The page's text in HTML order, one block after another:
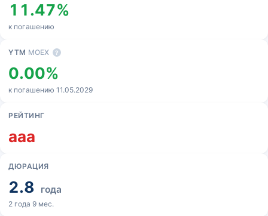
11.47%
к погашению
YTM MOEX ?
0.00%
к погашению 11.05.2029
РЕЙТИНГ
aaa
ДЮРАЦИЯ
2.8 года
2 года 9 мес.